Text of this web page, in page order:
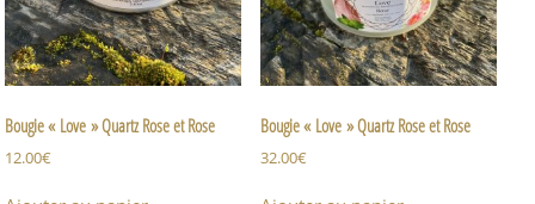
Bougie « Love » Quartz Rose et Rose
12.00€
Bougie « Love » Quartz Rose et Rose
32.00€